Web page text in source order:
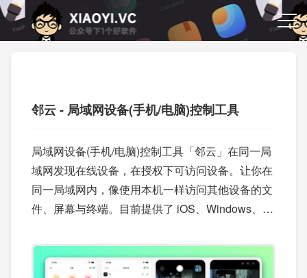
邻云 - 局域网设备(手机/电脑)控制工具
局域网设备(手机/电脑)控制工具「邻云」在同一局
域网发现在线设备，在授权下可访问设备。让你在
同一局域网内，像使用本机一样访问其他设备的文
件、屏幕与终端。目前提供了 iOS、Windows、m